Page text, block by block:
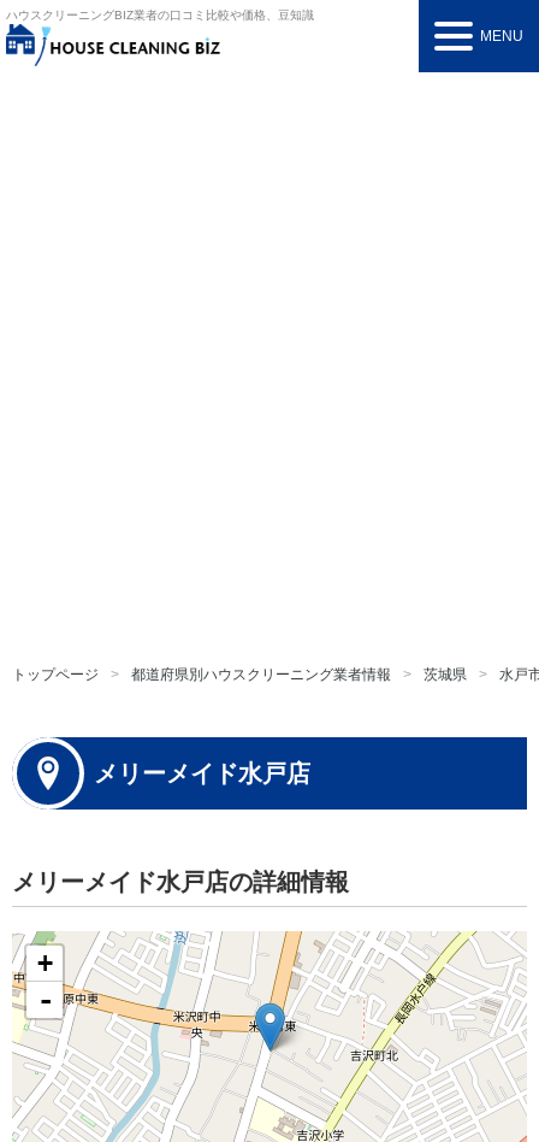
ハウスクリーニングBIZ業者の口コミ比較や価格、豆知識
MENU
トップページ 都道府県別ハウスクリーニング業者情報 茨城県 水戸
メリーメイド水戸店
メリーメイド水戸店の詳細情報
+
-